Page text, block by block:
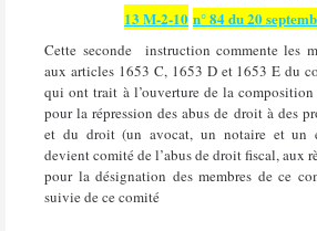
13 M-2-10 n° 84 du 20
Cetteseconde instruction commente les
aux articles 1653 C, 1653 D et 1653 E du
qui ont trait à l’ouverture de la
pour la répression des abus de droit à des
et du droit (un avocat, un notaire et un
devient comité de l’abus de droit fiscal, aux
pour la désignation des membres de ce
suivie de ce comité